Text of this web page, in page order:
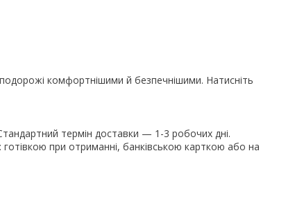
комфортнішими й безпечнішими. Натисніть
термін доставки — 1-3 робочих дні.
при отриманні, банківською карткою або на